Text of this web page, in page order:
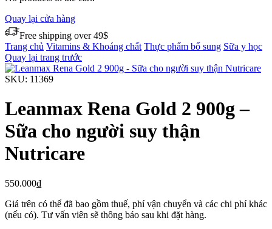
Quay lại cửa hàng
Free shipping over 49$
Trang chủ Vitamins & Khoáng chất Thực phẩm bổ sung Sữa y học
Quay lại trang trước
SKU: 11369
Leanmax Rena Gold 2 900g –
Sữa cho người suy thận
Nutricare
550.000₫
Giá trên có thể đã bao gồm thuế, phí vận chuyển và các chi phí khác
(nếu có). Tư vấn viên sẽ thông báo sau khi đặt hàng.